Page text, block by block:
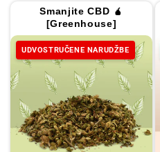
Smanjite CBD 🧉
[Greenhouse]
UDVOSTRUČENE NARUDŽBE